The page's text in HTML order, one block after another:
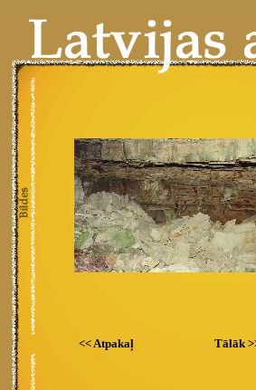
<< Atpakaļ Tālāk